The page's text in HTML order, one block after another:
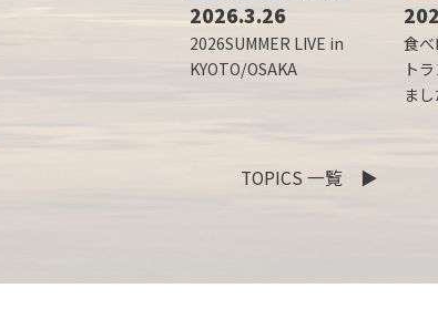
2026.3.26
2026SUMMER LIVE in
KYOTO/OSAKA
食
ト
まし
TOPICS 一覧 ▶